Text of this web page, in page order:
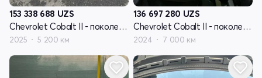
153 338 688 UZS
Chevrolet Cobalt II - поколение рестайлинг
2025 5 200 км
136 697 280 UZS
Chevrolet Cobalt II - поколение рестайлинг
2024 7 000 км